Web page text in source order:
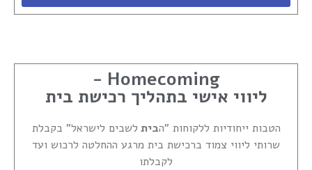
Homecoming -
ליווי אישי בתהליך רכישת בית
הטבות ייחודיות ללקוחות "הבית לשבים לישראל" בקבלת
שרותי ליווי צמוד ברכישת בית מרגע ההחלטה לרכוש ועד
לקבלתו